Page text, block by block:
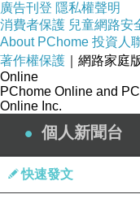
3.工具 / SaaS費
常見：
•AI
•CRM
設計工具
•
自動化工具
約：1,000
廣告刊登 隱私權聲明
消費者保護 兒童網路安
About PChome 投資人
著作權保護 ｜網路家庭
Online
PChome Online and
Online Inc.
個人新聞台
快速發文